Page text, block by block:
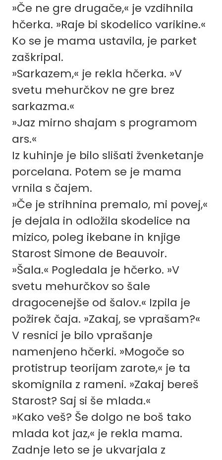
»Če ne gre drugače,« je vzdihnila
hčerka. »Raje bi skodelico varikine.«
Ko se je mama ustavila, je parket
zaškripal.
»Sarkazem,« je rekla hčerka. »V
svetu mehurčkov ne gre brez
sarkazma.«
»Jaz mirno shajam s programom
ars.«
Iz kuhinje je bilo slišati žvenketanje
porcelana. Potem se je mama
vrnila s čajem.
»Če je strihnina premalo, mi povej,«
je dejala in odložila skodelice na
mizico, poleg ikebane in knjige
Starost Simone de Beauvoir.
»Šala.« Pogledala je hčerko. »V
svetu mehurčkov so šale
dragocenejše od šalov.« Izpila je
požirek čaja. »Zakaj, se vprašam?«
V resnici je bilo vprašanje
namenjeno hčerki. »Mogoče so
protistrup teorijam zarote,« je ta
skomignila z rameni. »Zakaj bereš
Starost? Saj si še mlada.«
»Kako veš? Še dolgo ne boš tako
mlada kot jaz,« je rekla mama.
Zadnje leto se je ukvarjala z